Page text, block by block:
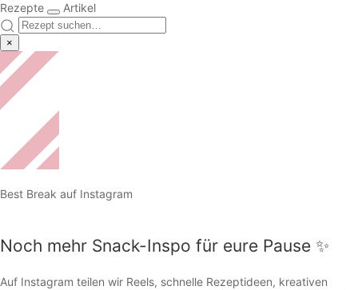
Rezepte Artikel
×
Best Break auf Instagram
Noch mehr Snack-Inspo für eure Pause ✨
Auf Instagram teilen wir Reels, schnelle Rezeptideen, kreativen